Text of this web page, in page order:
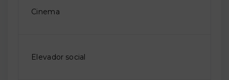
Cinema
Elevador social